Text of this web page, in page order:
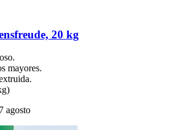
20 kg
mayores.
agosto